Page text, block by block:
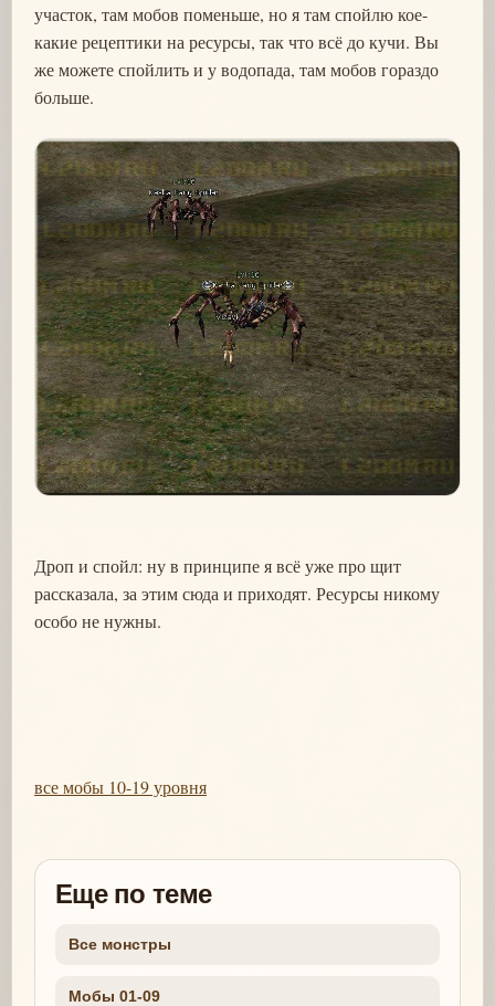
участок, там мобов поменьше, но я там спойлю кое-
какие рецептики на ресурсы, так что всё до кучи. Вы
же можете спойлить и у водопада, там мобов гораздо
больше.
Дроп и спойл: ну в принципе я всё уже про щит
рассказала, за этим сюда и приходят. Ресурсы никому
особо не нужны.
все мобы 10-19 уровня
Еще по теме
Все монстры
Мобы 01-09